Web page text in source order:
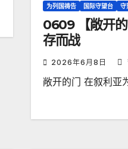
为列国祷告 国际守望台 守
0609 【敞开
存而战
2026年6月8日
敞开的门 在叙利亚